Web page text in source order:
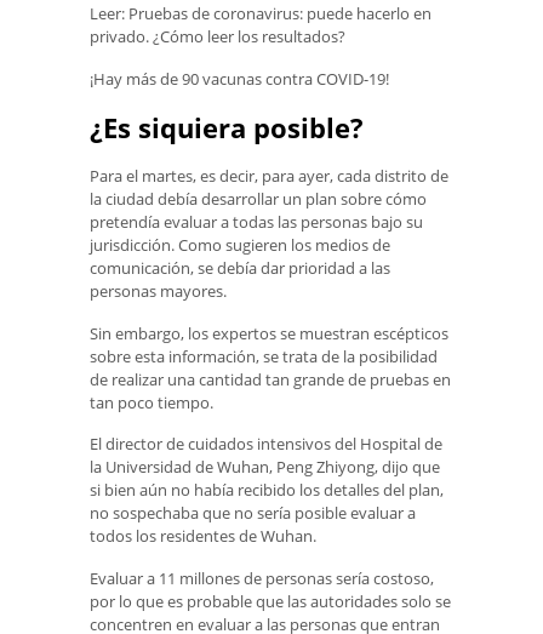
Leer: Pruebas de coronavirus: puede hacerlo en
privado. ¿Cómo leer los resultados?
¡Hay más de 90 vacunas contra COVID-19!
¿Es siquiera posible?
Para el martes, es decir, para ayer, cada distrito de
la ciudad debía desarrollar un plan sobre cómo
pretendía evaluar a todas las personas bajo su
jurisdicción. Como sugieren los medios de
comunicación, se debía dar prioridad a las
personas mayores.
Sin embargo, los expertos se muestran escépticos
sobre esta información, se trata de la posibilidad
de realizar una cantidad tan grande de pruebas en
tan poco tiempo.
El director de cuidados intensivos del Hospital de
la Universidad de Wuhan, Peng Zhiyong, dijo que
si bien aún no había recibido los detalles del plan,
no sospechaba que no sería posible evaluar a
todos los residentes de Wuhan.
Evaluar a 11 millones de personas sería costoso,
por lo que es probable que las autoridades solo se
concentren en evaluar a las personas que entran